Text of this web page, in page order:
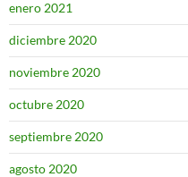
enero 2021
diciembre 2020
noviembre 2020
octubre 2020
septiembre 2020
agosto 2020